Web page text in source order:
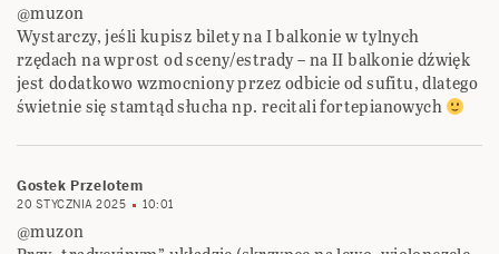
@muzon
Wystarczy, jeśli kupisz bilety na I balkonie w tylnych
rzędach na wprost od sceny/estrady – na II balkonie dźwięk
jest dodatkowo wzmocniony przez odbicie od sufitu, dlatego
świetnie się stamtąd słucha np. recitali fortepianowych
Gostek Przelotem
20 STYCZNIA 2025 10:01
@muzon